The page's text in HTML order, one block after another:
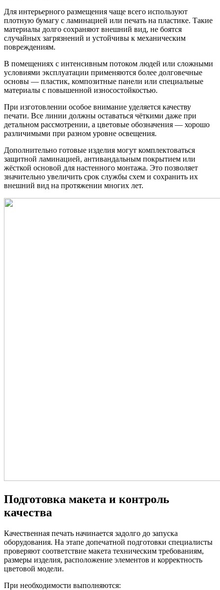
Для интерьерного размещения чаще всего используют
плотную бумагу с ламинацией или печать на пластике. Такие
материалы долго сохраняют внешний вид, не боятся
случайных загрязнений и устойчивы к механическим
повреждениям.
В помещениях с интенсивным потоком людей или сложными
условиями эксплуатации применяются более долговечные
основы — пластик, композитные панели или специальные
материалы с повышенной износостойкостью.
При изготовлении особое внимание уделяется качеству
печати. Все линии должны оставаться чёткими даже при
детальном рассмотрении, а цветовые обозначения — хорошо
различимыми при разном уровне освещения.
Дополнительно готовые изделия могут комплектоваться
защитной ламинацией, антивандальным покрытием или
жёсткой основой для настенного монтажа. Это позволяет
значительно увеличить срок службы схем и сохранить их
внешний вид на протяжении многих лет.
Подготовка макета и контроль
качества
Качественная печать начинается задолго до запуска
оборудования. На этапе допечатной подготовки специалисты
проверяют соответствие макета техническим требованиям,
размеры изделия, расположение элементов и корректность
цветовой модели.
При необходимости выполняются: